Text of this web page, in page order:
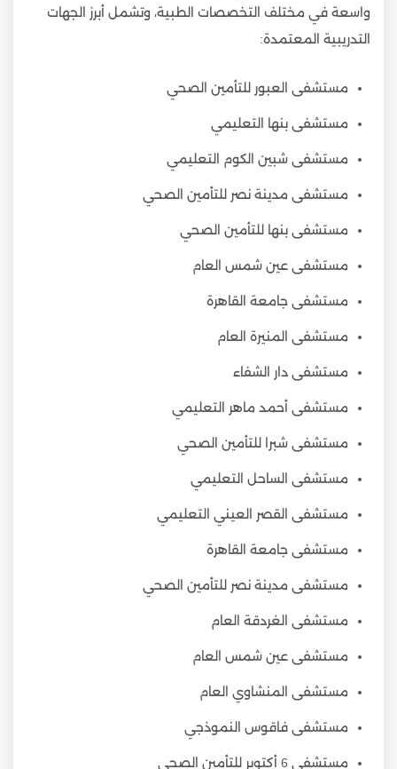
واسعة في مختلف التخصصات الطبية، وتشمل أبرز الجهات
التدريبية المعتمدة:
مستشفى العبور للتأمين الصحي
مستشفى بنها التعليمي
مستشفى شبين الكوم التعليمي
مستشفى مدينة نصر للتأمين الصحي
مستشفى بنها للتأمين الصحي
مستشفى عين شمس العام
مستشفى جامعة القاهرة
مستشفى المنيرة العام
مستشفى دار الشفاء
مستشفى أحمد ماهر التعليمي
مستشفى شبرا للتأمين الصحي
مستشفى الساحل التعليمي
مستشفى القصر العيني التعليمي
مستشفى جامعة القاهرة
مستشفى مدينة نصر للتأمين الصحي
مستشفى الغردقة العام
مستشفى عين شمس العام
مستشفى المنشاوي العام
مستشفى فاقوس النموذجي
مستشفى 6 أكتوبر للتأمين الصحي